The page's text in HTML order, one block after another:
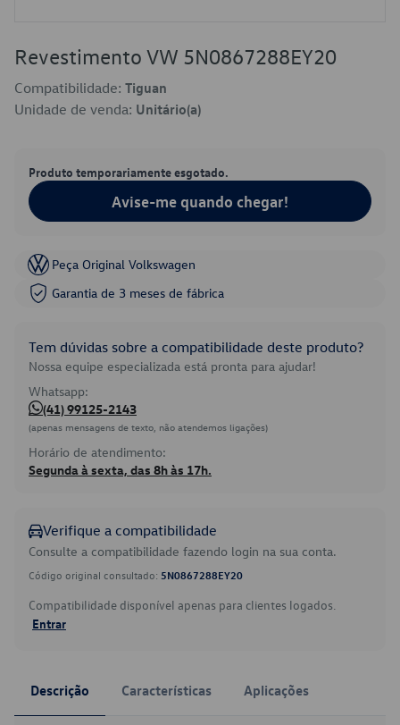
Revestimento VW 5N0867288EY20
Compatibilidade: Tiguan
Unidade de venda: Unitário(a)
Produto temporariamente esgotado.
Avise-me quando chegar!
Peça Original Volkswagen
Garantia de 3 meses de fábrica
Tem dúvidas sobre a compatibilidade deste produto?
Nossa equipe especializada está pronta para ajudar!
Whatsapp:
(41) 99125-2143
(apenas mensagens de texto, não atendemos ligações)
Horário de atendimento:
Segunda à sexta, das 8h às 17h.
Verifique a compatibilidade
Consulte a compatibilidade fazendo login na sua conta.
Código original consultado: 5N0867288EY20
Compatibilidade disponível apenas para clientes logados.
Entrar
Descrição Características Aplicações